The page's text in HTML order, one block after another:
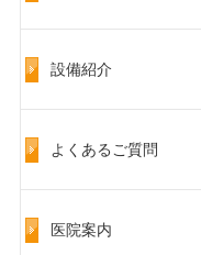
設備紹介
よくあるご質問
医院案内